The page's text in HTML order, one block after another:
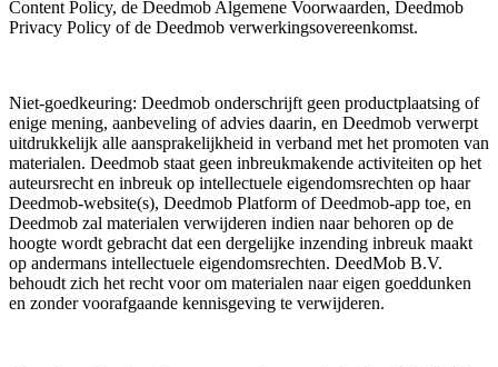
Content Policy, de Deedmob Algemene Voorwaarden, Deedmob
Privacy Policy of de Deedmob verwerkingsovereenkomst.
Niet-goedkeuring: Deedmob onderschrijft geen productplaatsing of
enige mening, aanbeveling of advies daarin, en Deedmob verwerpt
uitdrukkelijk alle aansprakelijkheid in verband met het promoten van
materialen. Deedmob staat geen inbreukmakende activiteiten op het
auteursrecht en inbreuk op intellectuele eigendomsrechten op haar
Deedmob-website(s), Deedmob Platform of Deedmob-app toe, en
Deedmob zal materialen verwijderen indien naar behoren op de
hoogte wordt gebracht dat een dergelijke inzending inbreuk maakt
op andermans intellectuele eigendomsrechten. DeedMob B.V.
behoudt zich het recht voor om materialen naar eigen goeddunken
en zonder voorafgaande kennisgeving te verwijderen.